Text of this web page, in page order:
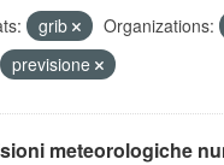
grib Organizations:
previsione
meteorologiche